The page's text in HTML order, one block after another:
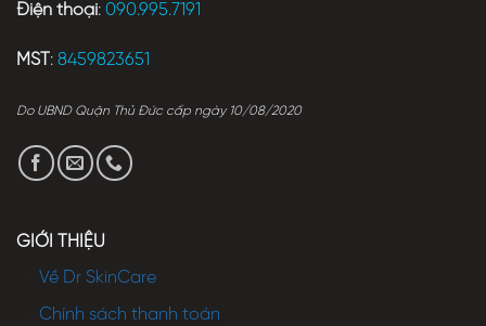
Điện thoại: 090.995.7191
MST : 8459823651
Do UBND Quận Thủ Đức cấp ngày 10/08/2020
GIỚI THIỆU
Về Dr SkinCare
Chính sách thanh toán